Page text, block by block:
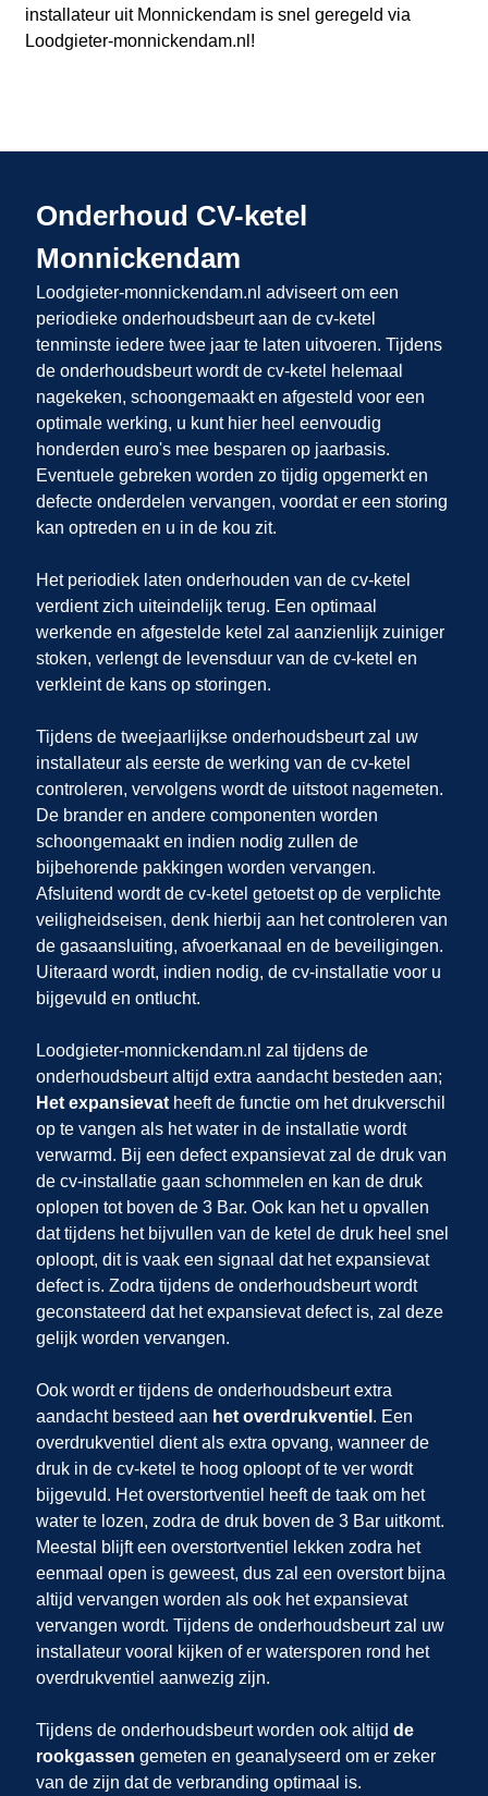
installateur uit Monnickendam is snel geregeld via
Loodgieter-monnickendam.nl !
Onderhoud CV-ketel
Monnickendam
Loodgieter-monnickendam.nl adviseert om een
periodieke onderhoudsbeurt aan de cv-ketel
tenminste iedere twee jaar te laten uitvoeren. Tijdens
de onderhoudsbeurt wordt de cv-ketel helemaal
nagekeken, schoongemaakt en afgesteld voor een
optimale werking, u kunt hier heel eenvoudig
honderden euro's mee besparen op jaarbasis.
Eventuele gebreken worden zo tijdig opgemerkt en
defecte onderdelen vervangen, voordat er een storing
kan optreden en u in de kou zit.
Het periodiek laten onderhouden van de cv-ketel
verdient zich uiteindelijk terug. Een optimaal
werkende en afgestelde ketel zal aanzienlijk zuiniger
stoken, verlengt de levensduur van de cv-ketel en
verkleint de kans op storingen.
Tijdens de tweejaarlijkse onderhoudsbeurt zal uw
installateur als eerste de werking van de cv-ketel
controleren, vervolgens wordt de uitstoot nagemeten.
De brander en andere componenten worden
schoongemaakt en indien nodig zullen de
bijbehorende pakkingen worden vervangen.
Afsluitend wordt de cv-ketel getoetst op de verplichte
veiligheidseisen, denk hierbij aan het controleren van
de gasaansluiting, afvoerkanaal en de beveiligingen.
Uiteraard wordt, indien nodig, de cv-installatie voor u
bijgevuld en ontlucht.
Loodgieter-monnickendam.nl zal tijdens de
onderhoudsbeurt altijd extra aandacht besteden aan;
Het expansievatheeft de functie om het drukverschil
op te vangen als het water in de installatie wordt
verwarmd. Bij een defect expansievat zal de druk van
de cv-installatie gaan schommelen en kan de druk
oplopen tot boven de 3 Bar. Ook kan het u opvallen
dat tijdens het bijvullen van de ketel de druk heel snel
oploopt, dit is vaak een signaal dat het expansievat
defect is. Zodra tijdens de onderhoudsbeurt wordt
geconstateerd dat het expansievat defect is, zal deze
gelijk worden vervangen.
Ook wordt er tijdens de onderhoudsbeurt extra
aandacht besteed aan het overdrukventiel . Een
overdrukventiel dient als extra opvang, wanneer de
druk in de cv-ketel te hoog oploopt of te ver wordt
bijgevuld. Het overstortventiel heeft de taak om het
water te lozen, zodra de druk boven de 3 Bar uitkomt.
Meestal blijft een overstortventiel lekken zodra het
eenmaal open is geweest, dus zal een overstort bijna
altijd vervangen worden als ook het expansievat
vervangen wordt. Tijdens de onderhoudsbeurt zal uw
installateur vooral kijken of er watersporen rond het
overdrukventiel aanwezig zijn.
Tijdens de onderhoudsbeurt worden ook altijd de
rookgassen gemeten en geanalyseerd om er zeker
van de zijn dat de verbranding optimaal is.